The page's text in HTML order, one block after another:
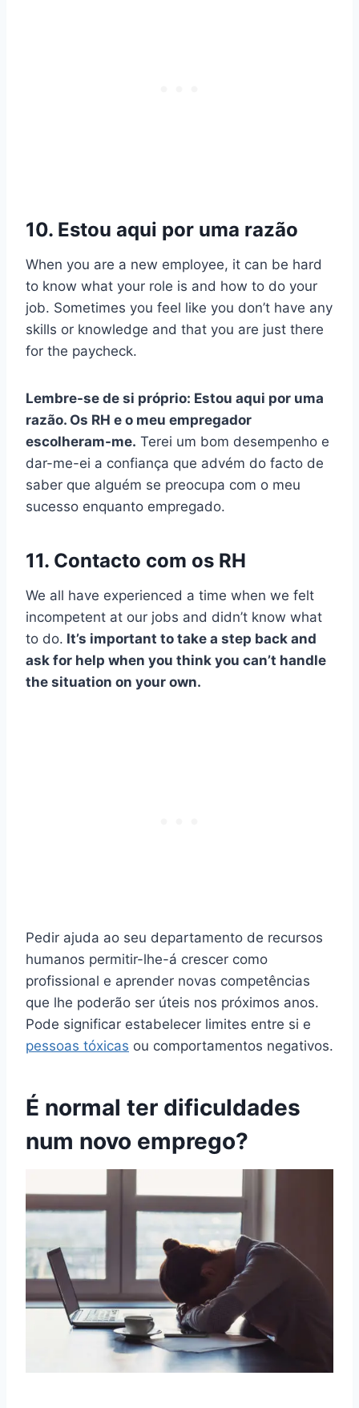
10. Estou aqui por uma razão
When you are a new employee, it can be hard
to know what your role is and how to do your
job. Sometimes you feel like you don’t have any
skills or knowledge and that you are just there
for the paycheck.
Lembre-se de si próprio: Estou aqui por uma
razão. Os RH e o meu empregador
escolheram-me. Terei um bom desempenho e
dar-me-ei a confiança que advém do facto de
saber que alguém se preocupa com o meu
sucesso enquanto empregado.
11. Contacto com os RH
We all have experienced a time when we felt
incompetent at our jobs and didn’t know what
to do. It’s important to take a step back and
ask for help when you think you can’t handle
the situation on your own.
Pedir ajuda ao seu departamento de recursos
humanos permitir-lhe-á crescer como
profissional e aprender novas competências
que lhe poderão ser úteis nos próximos anos.
Pode significar estabelecer limites entre si e
pessoas tóxicas ou comportamentos negativos.
É normal ter dificuldades
num novo emprego?